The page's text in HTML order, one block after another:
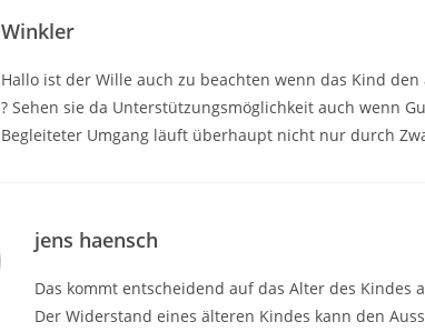
Winkler
Hallo ist der Wille auch zu beachten wenn das Kind
? Sehen sie da Unterstützungsmöglichkeit auch wenn
Begleiteter Umgang läuft überhaupt nicht nur durch
jens haensch
Das kommt entscheidend auf das Alter des
Der Widerstand eines älteren Kindes kann den